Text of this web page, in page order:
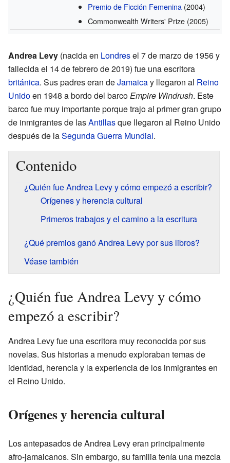
Premio de Ficción Femenina (2004)
Commonwealth Writers' Prize (2005)
Andrea Levy (nacida en Londresel 7 de marzo de 1956 y
fallecida el 14 de febrero de 2019) fue una escritora
británica. Sus padres eran deJamaicay llegaron al Reino
Unidoen 1948 a bordo del barcoEmpire Windrush. Este
barco fue muy importante porque trajo al primer gran grupo
de inmigrantes de lasAntillasque llegaron al Reino Unido
después de laSegunda Guerra Mundial.
Contenido
¿Quién fue Andrea Levy y cómo empezó a escribir?
Orígenes y herencia cultural
Primeros trabajos y el camino a la escritura
¿Qué premios ganó Andrea Levy por sus libros?
Véase también
¿Quién fue Andrea Levy y cómo
empezó a escribir?
Andrea Levy fue una escritora muy reconocida por sus
novelas. Sus historias a menudo exploraban temas de
identidad, herencia y la experiencia de los inmigrantes en
el Reino Unido.
Orígenes y herencia cultural
Los antepasados de Andrea Levy eran principalmente
afro-jamaicanos. Sin embargo, su familia tenía una mezcla